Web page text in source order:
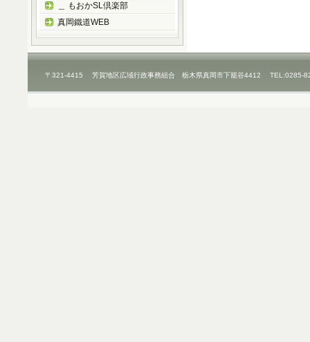
＿ もおかSL倶楽部
真岡鐵道WEB
〒321-4415 芳賀地区広域行政事務組合 栃木県真岡市下籠谷4412